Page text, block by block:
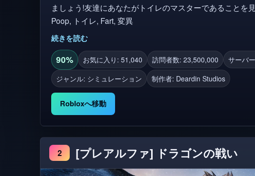
ましょう!友達にあなたがトイレのマスターであることを見せ
Poop, トイレ, Fart, 変異
続きを読む
90% お気に入り: 51,040 訪問者数: 23,500,000
サーバ
ジャンル: シミュレーション
制作者: Deardin Studios
Robloxへ移動
2 [プレアルファ] ドラゴンの戦い